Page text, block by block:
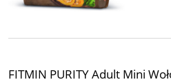
FITMIN PURITY Adult Mini